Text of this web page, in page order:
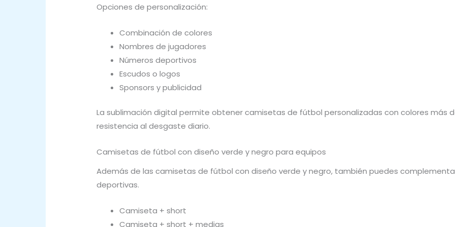
Opciones de personalización:
Combinación de colores
Nombres de jugadores
Números deportivos
Escudos o logos
Sponsors y publicidad
La sublimación digital permite obtener camisetas de fútbol personalizadas con colores más
resistencia al desgaste diario.
Camisetas de fútbol con diseño verde y negro para equipos
Además de las camisetas de fútbol con diseño verde y negro, también puedes
deportivas.
Camiseta + short
Camiseta + short + medias